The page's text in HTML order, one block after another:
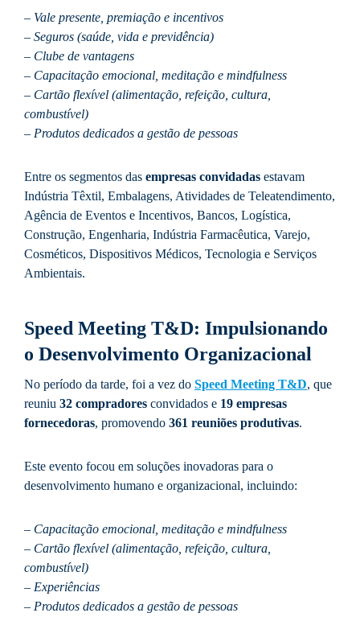
– Vale presente, premiação e incentivos
– Seguros (saúde, vida e previdência)
– Clube de vantagens
– Capacitação emocional, meditação e mindfulness
– Cartão flexível (alimentação, refeição, cultura,
combustível)
– Produtos dedicados a gestão de pessoas
Entre os segmentos das empresas convidadas estavam
Indústria Têxtil, Embalagens, Atividades de Teleatendimento,
Agência de Eventos e Incentivos, Bancos, Logística,
Construção, Engenharia, Indústria Farmacêutica, Varejo,
Cosméticos, Dispositivos Médicos, Tecnologia e Serviços
Ambientais.
Speed Meeting T&D: Impulsionando
o Desenvolvimento Organizacional
No período da tarde, foi a vez do Speed Meeting T&D, que
reuniu 32 compradores convidados e 19 empresas
fornecedoras, promovendo 361 reuniões produtivas.
Este evento focou em soluções inovadoras para o
desenvolvimento humano e organizacional, incluindo:
– Capacitação emocional, meditação e mindfulness
– Cartão flexível (alimentação, refeição, cultura,
combustível)
– Experiências
– Produtos dedicados a gestão de pessoas